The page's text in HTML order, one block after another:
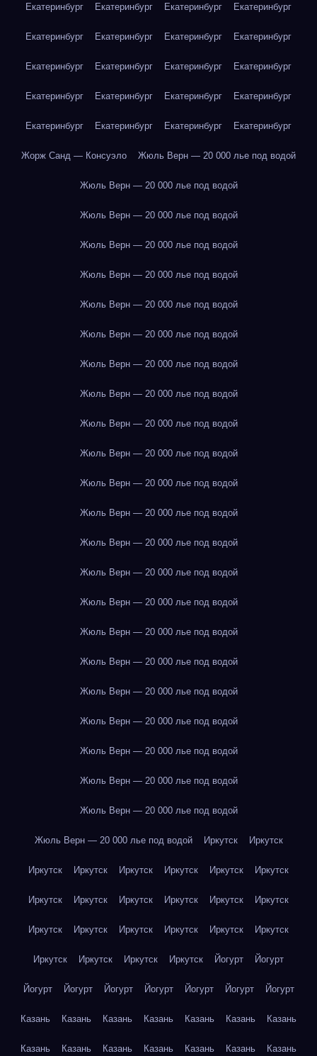
Екатеринбург Екатеринбург Екатеринбург Екатеринбург
Екатеринбург Екатеринбург Екатеринбург Екатеринбург
Екатеринбург Екатеринбург Екатеринбург Екатеринбург
Екатеринбург Екатеринбург Екатеринбург Екатеринбург
Екатеринбург Екатеринбург Екатеринбург Екатеринбург
Жорж Санд — Консуэло Жюль Верн — 20 000 лье под водой
Жюль Верн — 20 000 лье под водой
Жюль Верн — 20 000 лье под водой
Жюль Верн — 20 000 лье под водой
Жюль Верн — 20 000 лье под водой
Жюль Верн — 20 000 лье под водой
Жюль Верн — 20 000 лье под водой
Жюль Верн — 20 000 лье под водой
Жюль Верн — 20 000 лье под водой
Жюль Верн — 20 000 лье под водой
Жюль Верн — 20 000 лье под водой
Жюль Верн — 20 000 лье под водой
Жюль Верн — 20 000 лье под водой
Жюль Верн — 20 000 лье под водой
Жюль Верн — 20 000 лье под водой
Жюль Верн — 20 000 лье под водой
Жюль Верн — 20 000 лье под водой
Жюль Верн — 20 000 лье под водой
Жюль Верн — 20 000 лье под водой
Жюль Верн — 20 000 лье под водой
Жюль Верн — 20 000 лье под водой
Жюль Верн — 20 000 лье под водой
Жюль Верн — 20 000 лье под водой
Жюль Верн — 20 000 лье под водой Иркутск Иркутск
Иркутск Иркутск Иркутск Иркутск Иркутск Иркутск
Иркутск Иркутск Иркутск Иркутск Иркутск Иркутск
Иркутск Иркутск Иркутск Иркутск Иркутск Иркутск
Иркутск Иркутск Иркутск Иркутск Йогурт Йогурт
Йогурт Йогурт Йогурт Йогурт Йогурт Йогурт Йогурт
Казань Казань Казань Казань Казань Казань Казань
Казань Казань Казань Казань Казань Казань Казань